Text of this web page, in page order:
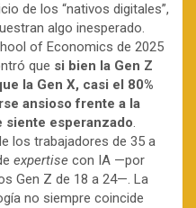
de los “nativos digitales”,
algo inesperado.
of Economics de 2025
que si bien la Gen Z
la Gen X, casi el 80%
ansioso frente a la
siente esperanzado.
los trabajadores de 35 a
expertise con IA —por
Gen Z de 18 a 24—. La
no siempre coincide